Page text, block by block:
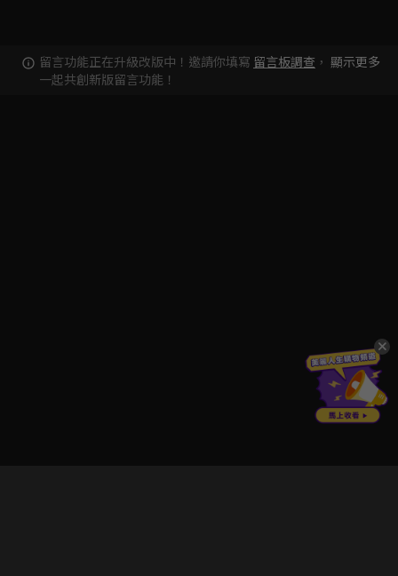
留言功能正在升級改版中！邀請你填寫 留言板調查 ，
一起共創新版留言功能！
顯示更多